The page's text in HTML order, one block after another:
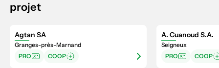
projet
Agtan SA
Granges-près-Marnand
PRO
COOP
A. Cuanoud S.A.
Seigneux
PRO
COOP